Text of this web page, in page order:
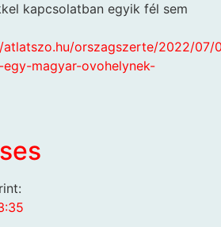
kapcsolatban egyik fél sem
atlatszo.hu/orszagszerte/2022/07/
magyar-ovohelynek-